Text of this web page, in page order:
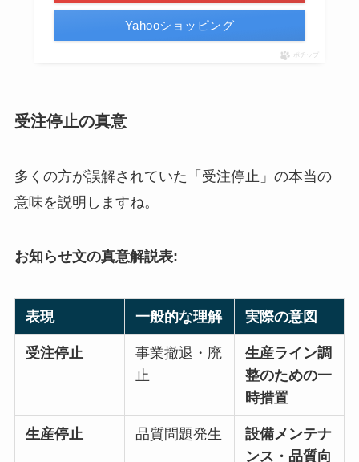
Yahooショッピング
ポチップ
受注停止の真意
多くの方が誤解されていた「受注停止」の本当の
意味を説明しますね。
お知らせ文の真意解説表:
表現 一般的な理解 実際の意図
受注停止
事業撤退・廃
止
生産ライン調
整のための一
時措置
生産停止 品質問題発生
設備メンテナ
ンス・品質向